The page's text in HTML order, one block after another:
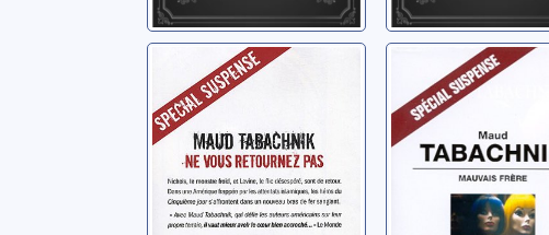
Ne vous
retournez pas:
roman
Tabachnik, Maud
Mauvais frère:
roman
Tabachnik, Maud